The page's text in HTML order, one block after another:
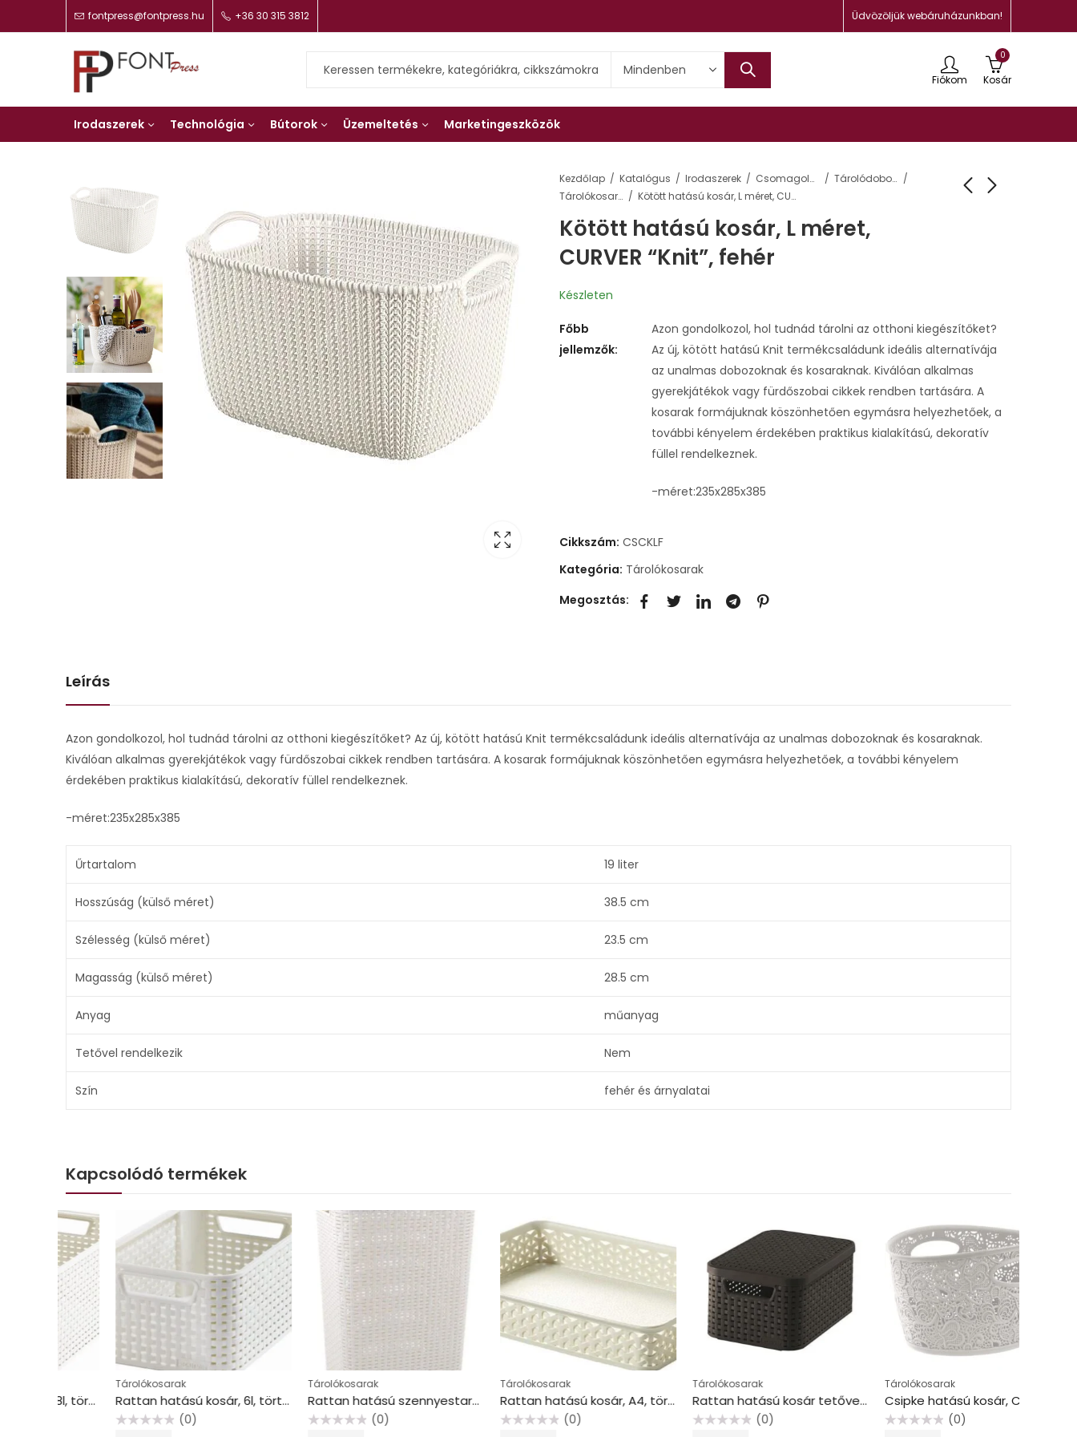
fontpress@fontpress.hu +36 30 315 3812 Üdvözöljük webáruházunkban!
Fiókom
0
Kosár
Irodaszerek Technológia Bútorok Üzemeltetés Marketingeszközök
Kezdőlap Katalógus Irodaszerek Csomagolás, tárolás
Tárolódobozok, ládák és kosarak
Tárolókosarak
Kötött hatású kosár, L méret, CURVER “Knit”, fehér
Kötött hatású kosár, L méret,
CURVER “Knit”, fehér
Készleten
Főbb
jellemzők:
Azon gondolkozol, hol tudnád tárolni az otthoni kiegészítőket?
Az új, kötött hatású Knit termékcsaládunk ideális alternatívája
az unalmas dobozoknak és kosaraknak. Kiválóan alkalmas
gyerekjátékok vagy fürdőszobai cikkek rendben tartására. A
kosarak formájuknak köszönhetően egymásra helyezhetőek, a
további kényelem érdekében praktikus kialakítású, dekoratív
füllel rendelkeznek.
-méret:235x285x385
Cikkszám: CSCKLF
Kategória: Tárolókosarak
Megosztás:
Leírás
Azon gondolkozol, hol tudnád tárolni az otthoni kiegészítőket? Az új, kötött hatású Knit termékcsaládunk ideális alternatívája az unalmas dobozoknak és kosaraknak.
Kiválóan alkalmas gyerekjátékok vagy fürdőszobai cikkek rendben tartására. A kosarak formájuknak köszönhetően egymásra helyezhetőek, a további kényelem
érdekében praktikus kialakítású, dekoratív füllel rendelkeznek.
-méret:235x285x385
Űrtartalom 19 liter
Hosszúság (külső méret) 38.5 cm
Szélesség (külső méret) 23.5 cm
Magasság (külső méret) 28.5 cm
Anyag műanyag
Tetővel rendelkezik Nem
Szín fehér és árnyalatai
Kapcsolódó termékek
Tárolókosarak
Rattan hatású kosár, 6l, törtfehér, CURVER “Style S”
(0)
Tárolókosarak
Rattan hatású szennyestartó, 60l, CURVER, törtfehér
(0)
Tárolókosarak
Rattan hatású kosár, A4, törtfehér, CURVER “My Style”
(0)
Tárolókosarak
Rattan hatású kosár tetővel, 6l, barna, CURVER, “Style S”
(0)
Tárolókosarak
Csipke hatású kosár, CURVER “Victoria”, fehér
(0)